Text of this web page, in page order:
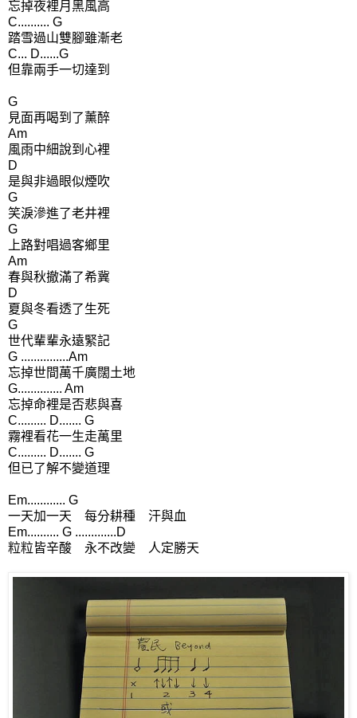
忘掉夜裡月黑風高
C.......... G
踏雪過山雙腳雖漸老
C... D......G
但靠兩手一切達到
G
見面再喝到了薰醉
Am
風雨中細說到心裡
D
是與非過眼似煙吹
G
笑淚滲進了老井裡
G
上路對唱過客鄉里
Am
春與秋撤滿了希冀
D
夏與冬看透了生死
G
世代輩輩永遠緊記
G ...............Am
忘掉世間萬千廣闊土地
G.............. Am
忘掉命裡是否悲與喜
C......... D....... G
霧裡看花一生走萬里
C......... D....... G
但已了解不變道理
Em............ G
一天加一天 每分耕種 汗與血
Em.......... G .............D
粒粒皆辛酸 永不改變 人定勝天